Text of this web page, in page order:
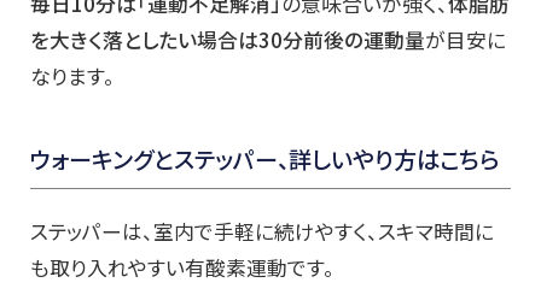
を大きく落としたい場合は30分前後の運動量が目安に
なります。
ウォーキングとステッパー、詳しいやり方はこちら
ステッパーは、室内で手軽に続けやすく、スキマ時間に
も取り入れやすい有酸素運動です。